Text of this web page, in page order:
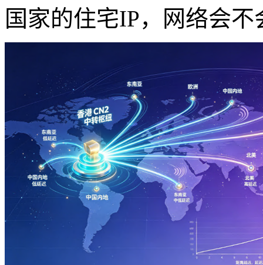
国家的住宅IP，网络会不